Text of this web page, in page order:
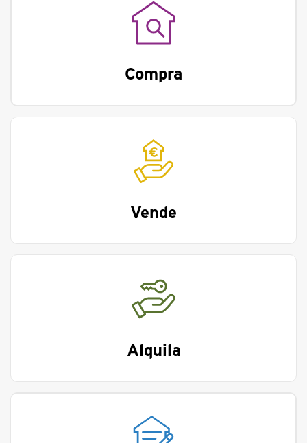
Compra
Vende
Alquila